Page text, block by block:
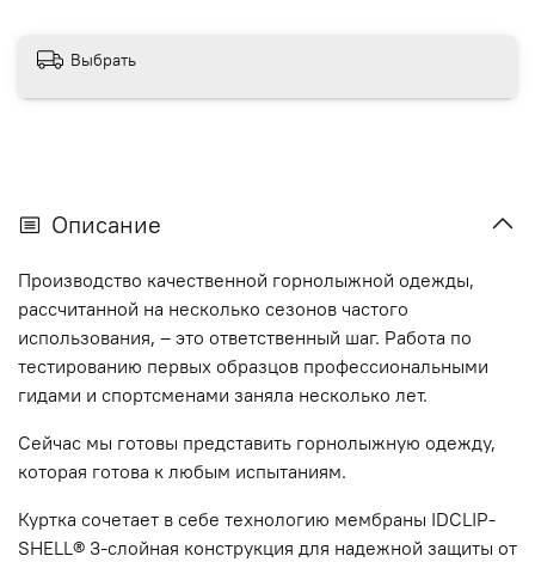
Выбрать
Описание
Производство качественной горнолыжной одежды,
рассчитанной на несколько сезонов частого
использования, – это ответственный шаг. Работа по
тестированию первых образцов профессиональными
гидами и спортсменами заняла несколько лет.
Сейчас мы готовы представить горнолыжную одежду,
которая готова к любым испытаниям.
Куртка сочетает в себе технологию мембраны IDCLIP-
SHELL® 3-слойная конструкция для надежной защиты от